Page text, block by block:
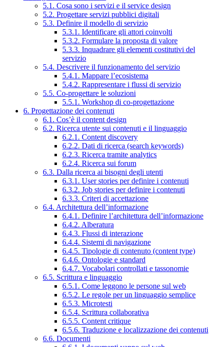
5.1. Cosa sono i servizi e il service design
5.2. Progettare servizi pubblici digitali
5.3. Definire il modello di servizio
5.3.1. Identificare gli attori coinvolti
5.3.2. Formulare la proposta di valore
5.3.3. Inquadrare gli elementi costitutivi del
servizio
5.4. Descrivere il funzionamento del servizio
5.4.1. Mappare l’ecosistema
5.4.2. Rappresentare i flussi di servizio
5.5. Co-progettare le soluzioni
5.5.1. Workshop di co-progettazione
6. Progettazione dei contenuti
6.1. Cos’è il content design
6.2. Ricerca utente sui contenuti e il linguaggio
6.2.1. Content discovery
6.2.2. Dati di ricerca (search keywords)
6.2.3. Ricerca tramite analytics
6.2.4. Ricerca sui forum
6.3. Dalla ricerca ai bisogni degli utenti
6.3.1. User stories per definire i contenuti
6.3.2. Job stories per definire i contenuti
6.3.3. Criteri di accettazione
6.4. Architettura dell’informazione
6.4.1. Definire l’architettura dell’informazione
6.4.2. Alberatura
6.4.3. Flussi di interazione
6.4.4. Sistemi di navigazione
6.4.5. Tipologie di contenuto (content type)
6.4.6. Ontologie e standard
6.4.7. Vocabolari controllati e tassonomie
6.5. Scrittura e linguaggio
6.5.1. Come leggono le persone sul web
6.5.2. Le regole per un linguaggio semplice
6.5.3. Microtesti
6.5.4. Scrittura collaborativa
6.5.5. Content critique
6.5.6. Traduzione e localizzazione dei contenuti
6.6. Documenti